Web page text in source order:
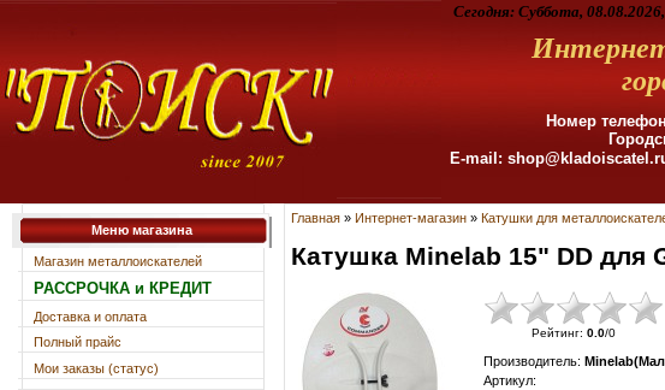
Сегодня: Суббота,
Номер
E-mail:
Меню магазина
Магазин металлоискателей
РАССРОЧКА и КРЕДИТ
Доставка и оплата
Полный прайс
Мои заказы (статус)
Главная » Интернет-магазин » Катушки для
Катушка Minelab 15" DD для
Рейтинг: 0.0/0
Производитель:
Артикул: